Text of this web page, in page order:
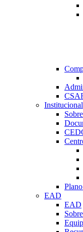
Institucional
EAD
EAD